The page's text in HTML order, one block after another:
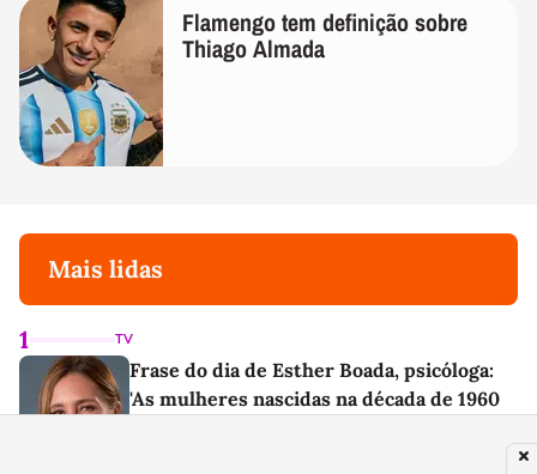
Flamengo tem definição sobre
Thiago Almada
Mais lidas
1 TV
Frase do dia de Esther Boada, psicóloga:
'As mulheres nascidas na década de 1960